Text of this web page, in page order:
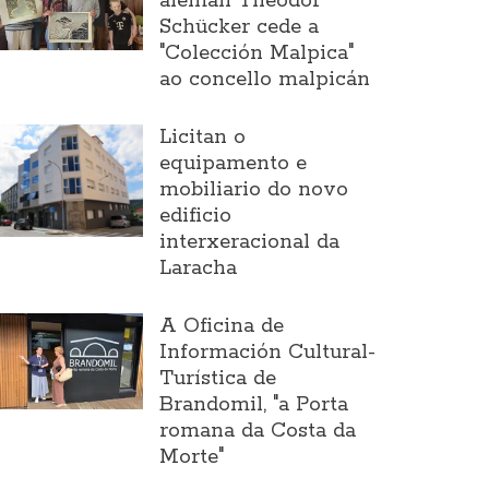
Schücker cede a
"Colección Malpica"
ao concello malpicán
Licitan o
equipamento e
mobiliario do novo
edificio
interxeracional da
Laracha
A Oficina de
Información Cultural-
Turística de
Brandomil, "a Porta
romana da Costa da
Morte"